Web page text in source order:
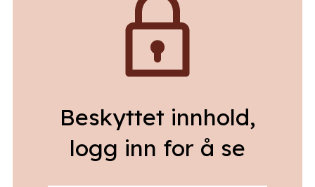
Beskyttet innhold,
logg inn for å se